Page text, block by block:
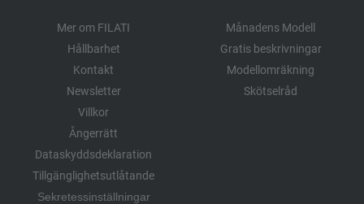
Mer om FILATI
Hållbarhet
Kontakt
Newsletter
Villkor
Ångerrätt
Dataskyddsdeklaration
Tillgänglighetsutlåtande
Sekretessinställningar
Månadens Modell
Gratis beskrivningar
Modellomräkning
Skötselråd